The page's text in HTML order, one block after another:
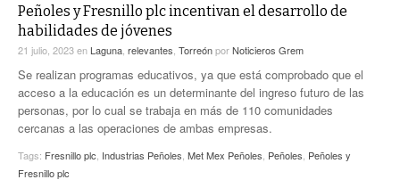
A TODA LEY
ENTRE LAGUNEROS
ACTUALIDADES GREM
PULSO
LA MEJOR INFORMACIÓN
Peñoles y Fresnillo plc incentivan el desarrollo de
habilidades de jóvenes
21 julio, 2023en Laguna relevantes TorreónporNoticieros Grem
Se realizan programas educativos, ya que está comprobado que el
acceso a la educación es un determinante del ingreso futuro de las
personas, por lo cual se trabaja en más de 110 comunidades
cercanas a las operaciones de ambas empresas.
Tags: Fresnillo plc Industrias Peñoles Met Mex Peñoles Peñoles Peñoles y
Fresnillo plc